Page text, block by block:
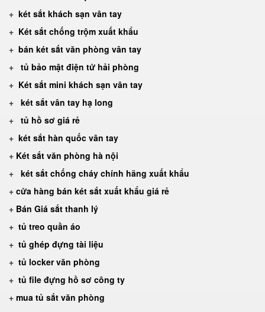
+ két sắt khách sạn vân tay
+ Két sắt chống trộm xuất khẩu
+ bán két sắt văn phòng vân tay
+ tủ bảo mật điện tử hải phòng
+ Két sắt mini khách sạn vân tay
+ két sắt vân tay hạ long
+ tủ hồ sơ giá rẻ
+ két sắt hàn quốc vân tay
+ Két sắt văn phòng hà nội
+ két sắt chống cháy chính hãng xuất khẩu
+ cửa hàng bán két sắt xuất khẩu giá rẻ
+ Bán Giá sắt thanh lý
+ tủ treo quần áo
+ tủ ghép đựng tài liệu
+ tủ locker văn phòng
+ tủ file đựng hồ sơ công ty
+ mua tủ sắt văn phòng